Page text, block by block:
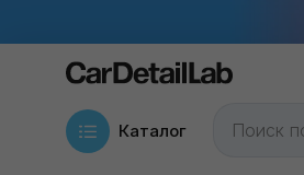
Каталог